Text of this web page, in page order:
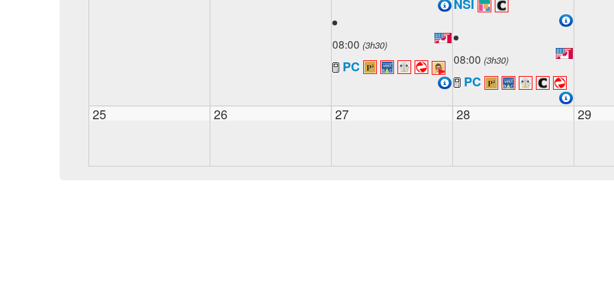
08:00 (3h30)
PC
NSI
08:00 (3h30)
PC
25 26 27 28 29